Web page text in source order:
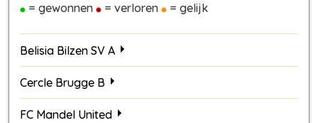
= gewonnen
= verloren = gelijk
Belisia Bilzen SV A
Cercle Brugge B
FC Mandel United